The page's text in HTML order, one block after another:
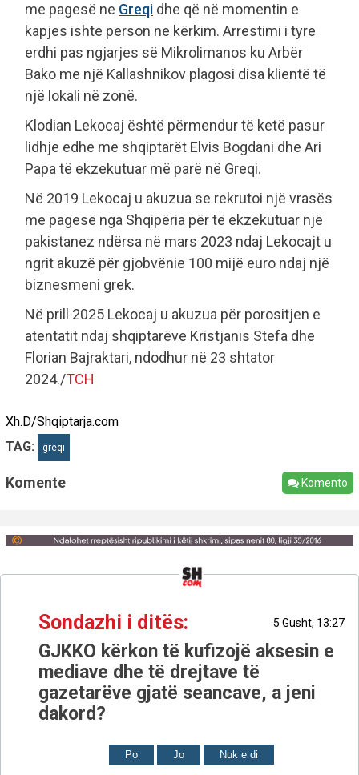
me pagesë ne Greqi dhe që në momentin e
kapjes ishte person ne kërkim. Arrestimi i tyre
erdhi pas ngjarjes së Mikrolimanos ku Arbër
Bako me një Kallashnikov plagosi disa klientë të
një lokali në zonë.
Klodian Lekocaj është përmendur të ketë pasur
lidhje edhe me shqiptarët Elvis Bogdani dhe Ari
Papa të ekzekutuar më parë në Greqi.
Në 2019 Lekocaj u akuzua se rekrutoi një vrasës
me pagesë nga Shqipëria për të ekzekutuar një
pakistanez ndërsa në mars 2023 ndaj Lekocajt u
ngrit akuzë për gjobvënie 100 mijë euro ndaj një
biznesmeni grek.
Në prill 2025 Lekocaj u akuzua për porositjen e
atentatit ndaj shqiptarëve Kristjanis Stefa dhe
Florian Bajraktari, ndodhur në 23 shtator
2024./TCH
Xh.D/Shqiptarja.com
TAG:
greqi
Komente Komento
Sondazhi i ditës: 5 Gusht, 13:27
GJKKO kërkon të kufizojë aksesin e
mediave dhe të drejtave të
gazetarëve gjatë seancave, a jeni
dakord?
Po Jo Nuk e di